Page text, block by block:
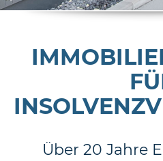
Über 20 Jahre